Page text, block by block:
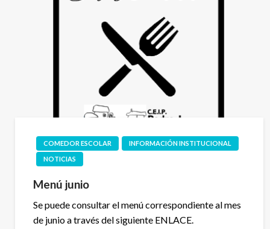
COMEDOR ESCOLAR
INFORMACIÓN INSTITUCIONAL
NOTICIAS
Menú junio
Se puede consultar el menú correspondiente al mes
de junio a través del siguiente ENLACE.